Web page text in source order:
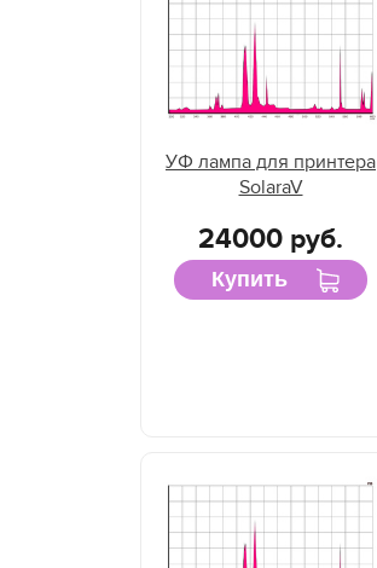
УФ лампа для принтера
SolaraV
24000 руб.
Купить